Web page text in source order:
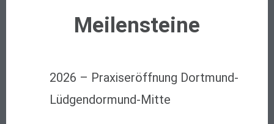
Meilensteine
2026 – Praxiseröffnung Dortmund-
Lüdgendormund-Mitte